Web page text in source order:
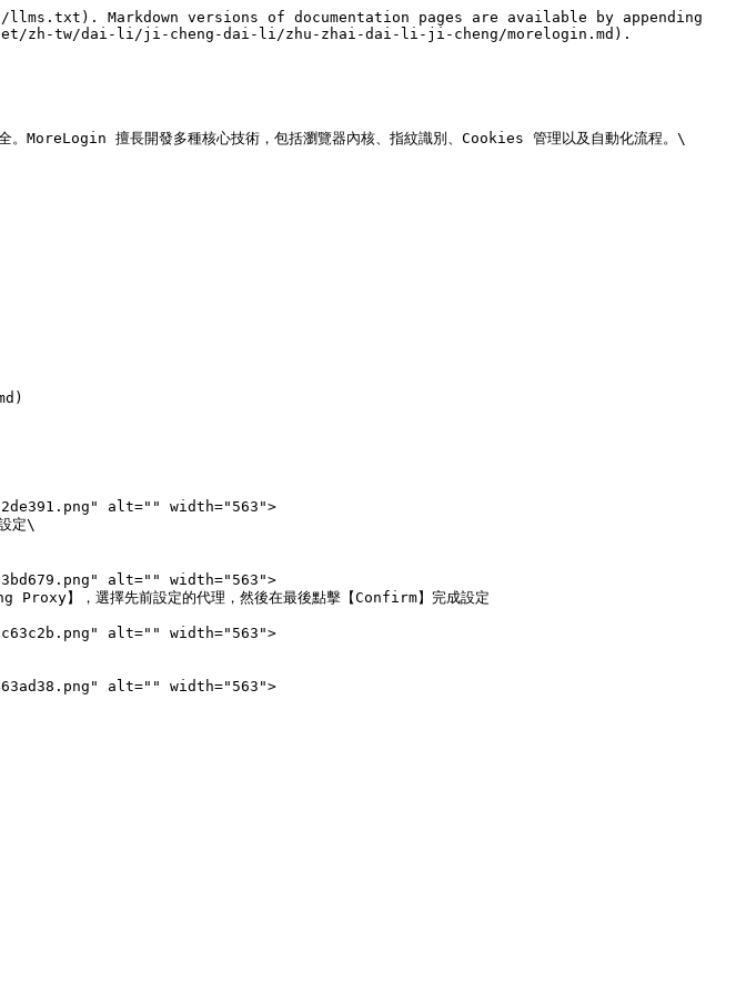
Markdown versions of documentation pages are available by appending
zh-tw/dai-li/ji-cheng-dai-li/zhu-zhai-dai-li-ji-cheng/morelogin.md).
MoreLogin 擅長開發多種核心技術，包括瀏覽器內核、指紋識別、Cookies 管理以及自動化流程。\
定\
】，選擇先前設定的代理，然後在最後點擊【Confirm】完成設定